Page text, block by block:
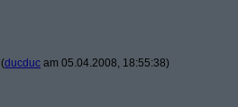
(ducduc am 05.04.2008, 18:55:38)